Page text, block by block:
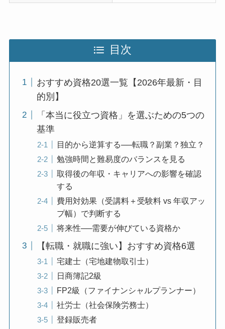
目次
おすすめ資格20選一覧【2026年最新・目
的別】
「本当に役立つ資格」を選ぶための5つの
基準
目的から逆算する──転職？副業？独立？
勉強時間と難易度のバランスを見る
取得後の年収・キャリアへの影響を確認
する
費用対効果（受講料＋受験料 vs 年収アッ
プ幅）で判断する
将来性──需要が伸びている資格か
【転職・就職に強い】おすすめ資格6選
宅建士（宅地建物取引士）
日商簿記2級
FP2級（ファイナンシャルプランナー）
社労士（社会保険労務士）
登録販売者